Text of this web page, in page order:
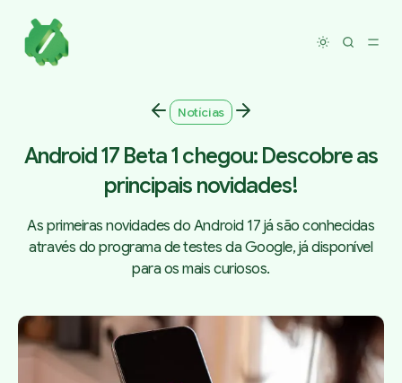
Toggle
Notícias
Android 17 Beta 1 chegou: Descobre as
principais novidades!
As primeiras novidades do Android 17 já são conhecidas
através do programa de testes da Google, já disponível
para os mais curiosos.